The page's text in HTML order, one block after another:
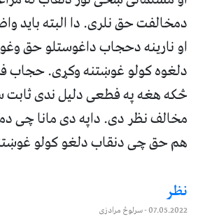
دمخالفت حق نلری. دا البته باید
او نارینه دحجاب داغوستلو حق
دلغوه کولو غوښتنه وکړی. حجاب
څکه هغه په فطعی دلیل ندی
مخالف نظر دی. داپه دی مانا چی
هم حق چی دنقاب دلغو کولو
نظر
07.05.2022- سرلوڅ مرادزی